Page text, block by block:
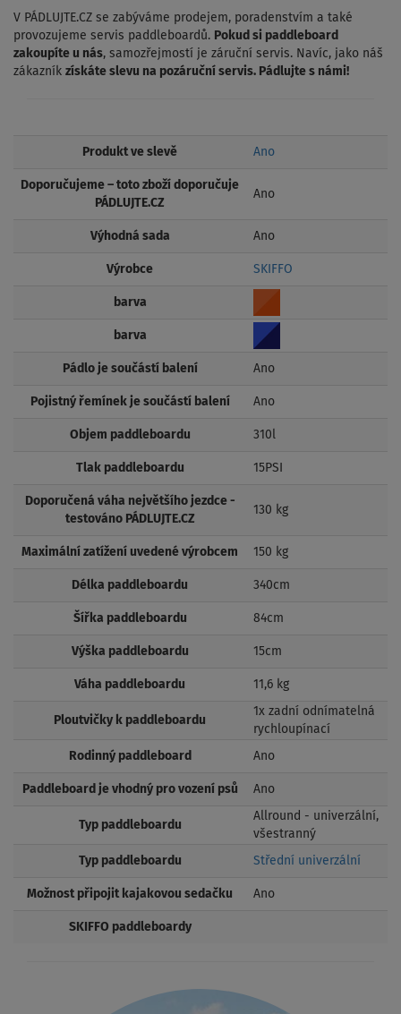
V PÁDLUJTE.CZ se zabýváme prodejem, poradenstvím a také
provozujeme servis paddleboardů. Pokud si paddleboard
zakoupíte u nás, samozřejmostí je záruční servis. Navíc, jako náš
zákazník získáte slevu na pozáruční servis. Pádlujte s námi!
Produkt ve slevě Ano
Doporučujeme – toto zboží doporučuje
PÁDLUJTE.CZ
Ano
Výhodná sada Ano
Výrobce SKIFFO
barva
barva
Pádlo je součástí balení Ano
Pojistný řemínek je součástí balení Ano
Objem paddleboardu 310l
Tlak paddleboardu 15PSI
Doporučená váha největšího jezdce -
testováno PÁDLUJTE.CZ
130 kg
Maximální zatížení uvedené výrobcem 150 kg
Délka paddleboardu 340cm
Šířka paddleboardu 84cm
Výška paddleboardu 15cm
Váha paddleboardu 11,6 kg
Ploutvičky k paddleboardu
1x zadní odnímatelná
rychloupínací
Rodinný paddleboard Ano
Paddleboard je vhodný pro vození psů Ano
Typ paddleboardu
Allround - univerzální,
všestranný
Typ paddleboardu Střední univerzální
Možnost připojit kajakovou sedačku Ano
SKIFFO paddleboardy